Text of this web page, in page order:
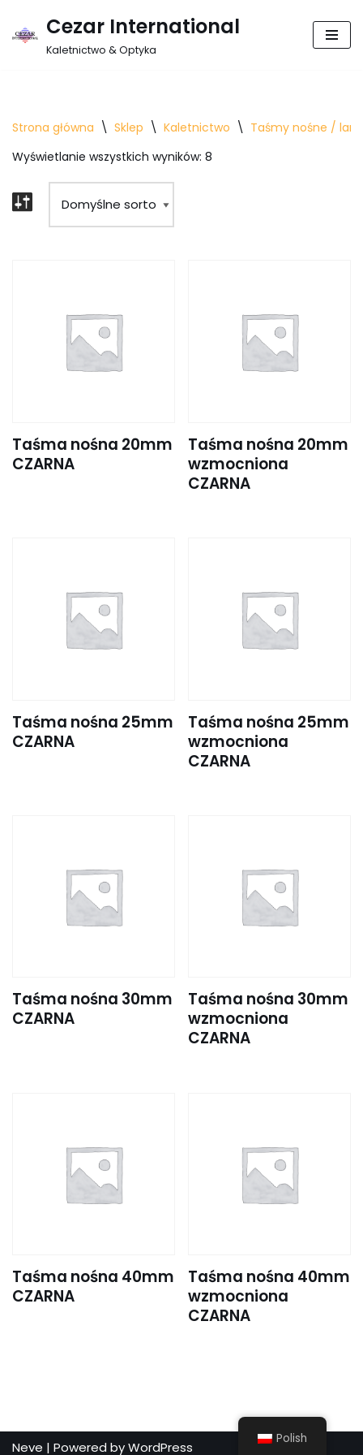
Przejdź
Cezar International
Kaletnictwo & Optyka
Strona główna \ Sklep \ Kaletnictwo \ Taśmy nośne /
Wyświetlanie wszystkich wyników: 8
Taśma nośna 20mm
CZARNA
Taśma nośna 20mm
wzmocniona
CZARNA
Taśma nośna 25mm
CZARNA
Taśma nośna 25mm
wzmocniona
CZARNA
Taśma nośna 30mm
CZARNA
Taśma nośna 30mm
wzmocniona
CZARNA
Taśma nośna 40mm
CZARNA
Taśma nośna 40mm
wzmocniona
CZARNA
Neve | Powered byWordPress
Polish